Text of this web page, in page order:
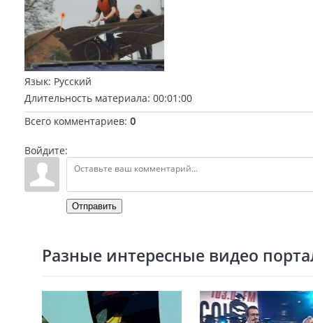
Язык: Русский
Длительность материала: 00:01:00
Всего комментариев: 0
Войдите:
Отправить
Разные интересные видео